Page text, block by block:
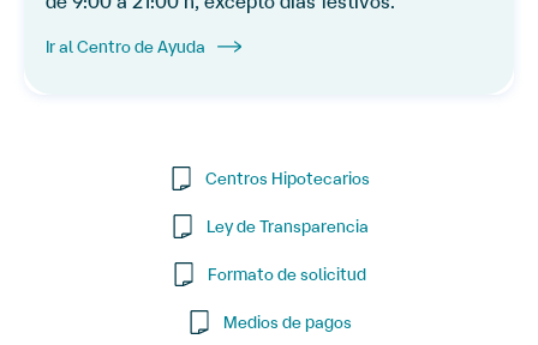
Ir al Centro de Ayuda
Centros Hipotecarios
Ley de Transparencia
Formato de solicitud
Medios de pagos